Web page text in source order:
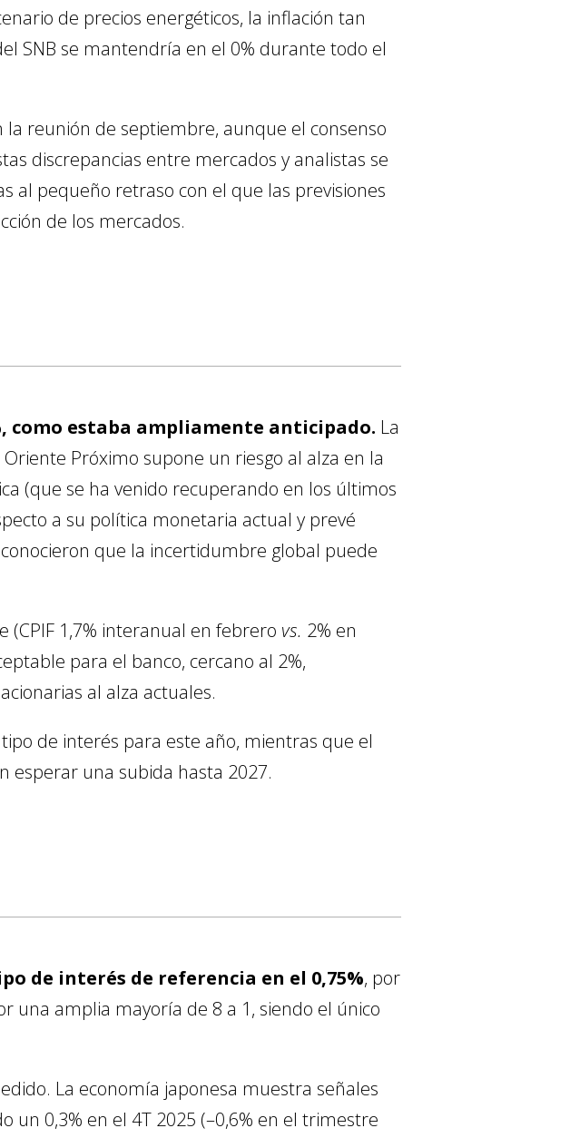
de precios energéticos, la inflación tan
SNB se mantendría en el 0% durante todo el
reunión de septiembre, aunque el consenso
discrepancias entre mercados y analistas se
al pequeño retraso con el que las previsiones
de los mercados.
como estaba ampliamente anticipado. La
Próximo supone un riesgo al alza en la
(que se ha venido recuperando en los últimos
a su política monetaria actual y prevé
que la incertidumbre global puede
1,7% interanual en febrero vs. 2% en
para el banco, cercano al 2%,
al alza actuales.
de interés para este año, mientras que el
esperar una subida hasta 2027.
de interés de referencia en el 0,75%, por
una amplia mayoría de 8 a 1, siendo el único
La economía japonesa muestra señales
un 0,3% en el 4T 2025 (–0,6% en el trimestre